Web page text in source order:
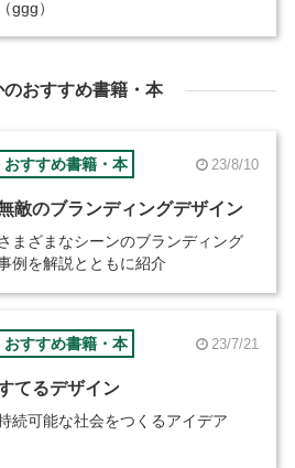
（ggg）
のおすすめ書籍・本
おすすめ書籍・本 23/8/10
敵のブランディングデザイン
まざまなシーンのブランディング
例を解説とともに紹介
おすすめ書籍・本 23/7/21
てるデザイン
続可能な社会をつくるアイデア